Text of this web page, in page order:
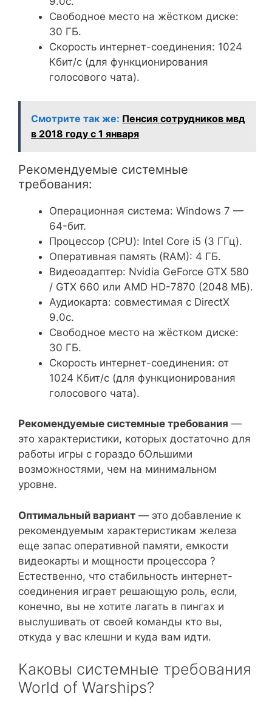
Свободное место на жёстком диске:
30 ГБ.
Скорость интернет-соединения: 1024
Кбит/с (для функционирования
голосового чата).
Смотрите так же: Пенсия сотрудников мвд
в 2018 году с 1 января
Рекомендуемые системные
требования:
Операционная система: Windows 7 —
64-бит.
Процессор (CPU): Intel Core i5 (3 ГГц).
Оперативная память (RAM): 4 ГБ.
Видеоадаптер: Nvidia GeForce GTX 580
/ GTX 660 или AMD HD-7870 (2048 МБ).
Аудиокарта: совместимая с DirectX
9.0c.
Свободное место на жёстком диске:
30 ГБ.
Скорость интернет-соединения: от
1024 Кбит/с (для функционирования
голосового чата).
Рекомендуемые системные требования —
это характеристики, которых достаточно для
работы игры с гораздо бОльшими
возможностями, чем на минимальном
уровне.
Оптимальный вариант — это добавление к
рекомендуемым характеристикам железа
еще запас оперативной памяти, емкости
видеокарты и мощности процессора ?
Естественно, что стабильность интернет-
соединения играет решающую роль, если,
конечно, вы не хотите лагать в пингах и
выслушивать от своей команды кто вы,
откуда у вас клешни и куда вам идти.
Каковы системные требования
World of Warships?